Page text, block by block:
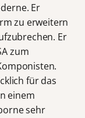
Er
zu erweitern
Er
zum
für das
einem
sehr